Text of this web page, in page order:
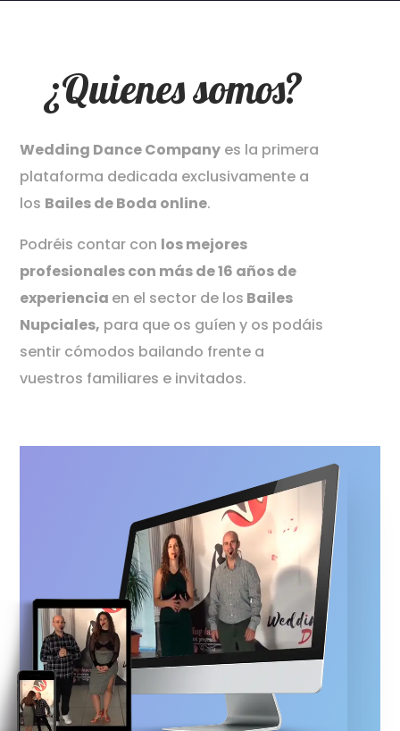
¿Quienes somos?
Wedding Dance Company es la primera
plataforma dedicada exclusivamente a
los Bailes de Boda online.
Podréis contar con los mejores
profesionales con más de 16 años de
experiencia en el sector de los Bailes
Nupciales, para que os guíen y os podáis
sentir cómodos bailando frente a
vuestros familiares e invitados.